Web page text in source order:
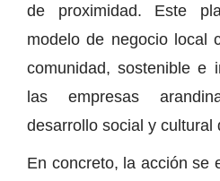
de proximidad. Este
modelo de negocio local
comunidad, sostenible e
las empresas
desarrollo social y cultural
En concreto, la acción se